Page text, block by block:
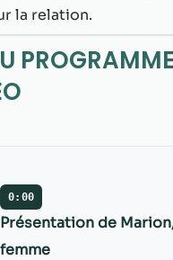
la relation.
0:00
Présentation de
femme